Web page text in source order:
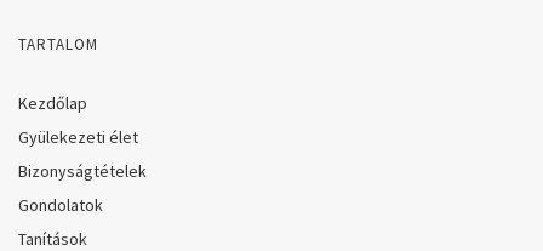
TARTALOM
Kezdőlap
Gyülekezeti élet
Bizonyságtételek
Gondolatok
Tanítások